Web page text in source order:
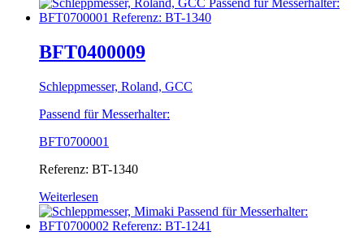
BFT0400009
Schleppmesser, Roland, GCC
Passend für Messerhalter:
BFT0700001
Referenz: BT-1340
Weiterlesen